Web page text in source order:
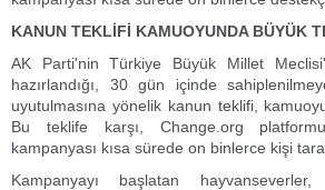
KANUN TEKLİFİ KAMUOYUNDA BÜYÜK
AK Parti'nin Türkiye Büyük Millet
hazırlandığı, 30 gün içinde
uyutulmasına yönelik kanun teklifi,
Bu teklife karşı, Change.org
kampanyası kısa sürede on binlerce kişi
Kampanyayı başlatan hayvanseverler,